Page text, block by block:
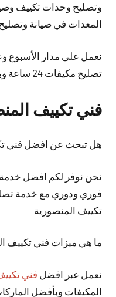
وتصليح وحدات تكييف
المعدات في صيانة
نعمل على مدار الأسبوع
تصليح مكيفات 24 ساعة وبأسعار رخيصة.
فني تكييف
هل تبحث عن افضل فني
نحن نوفر لكم افضل
فوري ودوري مع خدمة
تكييف المنصورية
ما هي ميزات فني تكييف
نعمل عبر افضل فني
المكيفات وبأفضل